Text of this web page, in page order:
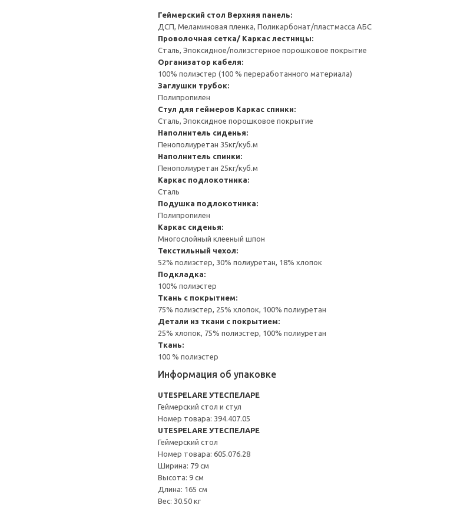
Геймерский стол Верхняя панель:
ДСП, Меламиновая пленка, Поликарбонат/пластмасса АБС
Проволочная сетка/ Каркас лестницы:
Сталь, Эпоксидное/полиэстерное порошковое покрытие
Организатор кабеля:
100% полиэстер (100 % переработанного материала)
Заглушки трубок:
Полипропилен
Стул для геймеров Каркас спинки:
Сталь, Эпоксидное порошковое покрытие
Наполнитель сиденья:
Пенополиуретан 35кг/куб.м
Наполнитель спинки:
Пенополиуретан 25кг/куб.м
Каркас подлокотника:
Сталь
Подушка подлокотника:
Полипропилен
Каркас сиденья:
Многослойный клееный шпон
Текстильный чехол:
52% полиэстер, 30% полиуретан, 18% хлопок
Подкладка:
100% полиэстер
Ткань с покрытием:
75% полиэстер, 25% хлопок, 100% полиуретан
Детали из ткани с покрытием:
25% хлопок, 75% полиэстер, 100% полиуретан
Ткань:
100 % полиэстер
Информация об упаковке
UTESPELARE УТЕСПЕЛАРЕ
Геймерский стол и стул
Номер товара: 394.407.05
UTESPELARE УТЕСПЕЛАРЕ
Геймерский стол
Номер товара: 605.076.28
Ширина: 79 см
Высота: 9 см
Длина: 165 см
Вес: 30.50 кг